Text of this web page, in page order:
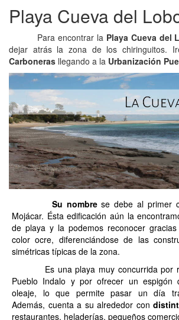
Playa Cueva del
Para encontrar la Playa Cueva del
dejar atrás la zona de los chiringuitos.
Carboneras llegando a la Urbanización
Su nombrese debe al primer
Mojácar. Ésta edificación aún la
de playa y la podemos reconocer
color ocre, diferenciándose de las
simétricas típicas de la zona.
Es una playa muy concurrida por
Pueblo Indalo y por ofrecer un espigón
oleaje, lo que permite pasar un día
Además, cuenta a su alrededor con
restaurantes, heladerías, pequeños